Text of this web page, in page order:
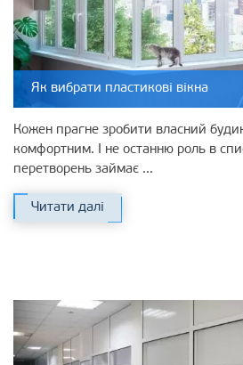
Як вибрати пластикові вікна
Кожен прагне зробити власний
комфортним. І не останню роль в
перетворень займає ...
Читати далі